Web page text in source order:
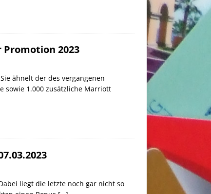
2023
ähnelt der des vergangenen
sowie 1.000 zusätzliche Marriott
liegt die letzte noch gar nicht so